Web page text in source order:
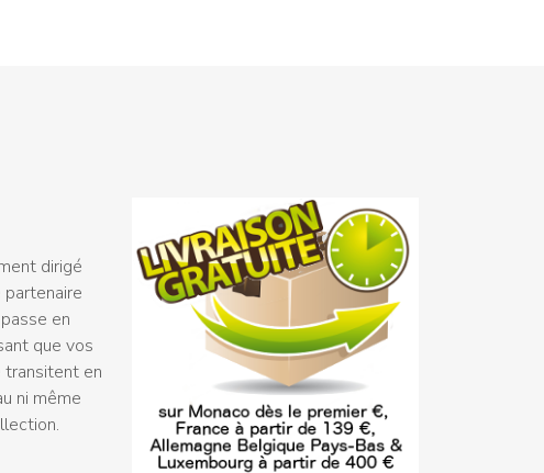
dirigé
en
que vos
transitent en
ni même